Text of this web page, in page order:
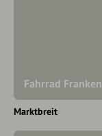
Fahrrad Franken
Marktbreit